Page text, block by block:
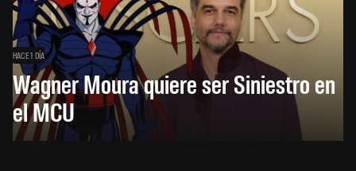
HACE 1 DÍA
Wagner Moura quiere ser Siniestro en
el MCU